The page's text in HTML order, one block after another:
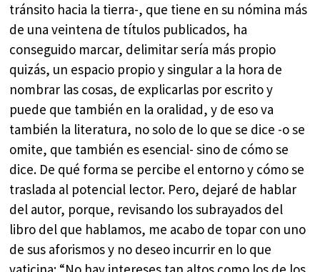
tránsito hacia la tierra-, que tiene en su nómina más
de una veintena de títulos publicados, ha
conseguido marcar, delimitar sería más propio
quizás, un espacio propio y singular a la hora de
nombrar las cosas, de explicarlas por escrito y
puede que también en la oralidad, y de eso va
también la literatura, no solo de lo que se dice -o se
omite, que también es esencial- sino de cómo se
dice. De qué forma se percibe el entorno y cómo se
traslada al potencial lector. Pero, dejaré de hablar
del autor, porque, revisando los subrayados del
libro del que hablamos, me acabo de topar con uno
de sus aforismos y no deseo incurrir en lo que